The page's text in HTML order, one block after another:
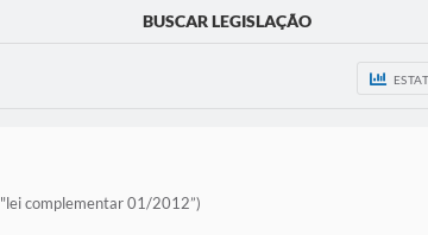
BUSCAR LEGISLAÇÃO
"lei complementar 01/2012”)